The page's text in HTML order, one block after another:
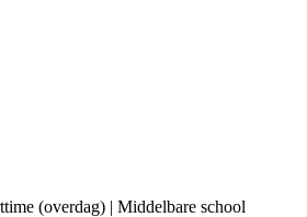
(overdag) | Middelbare school